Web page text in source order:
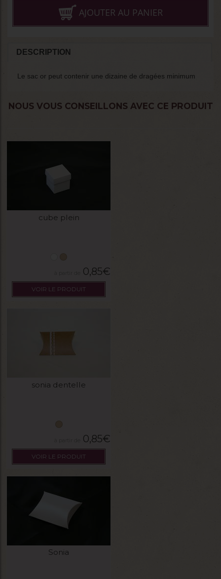
AJOUTER AU PANIER
DESCRIPTION
Le sac or peut contenir une dizaine de dragées minimum
NOUS VOUS CONSEILLONS AVEC CE PRODUIT
cube plein
0,85€
VOIR LE PRODUIT
sonia dentelle
0,85€
VOIR LE PRODUIT
Sonia